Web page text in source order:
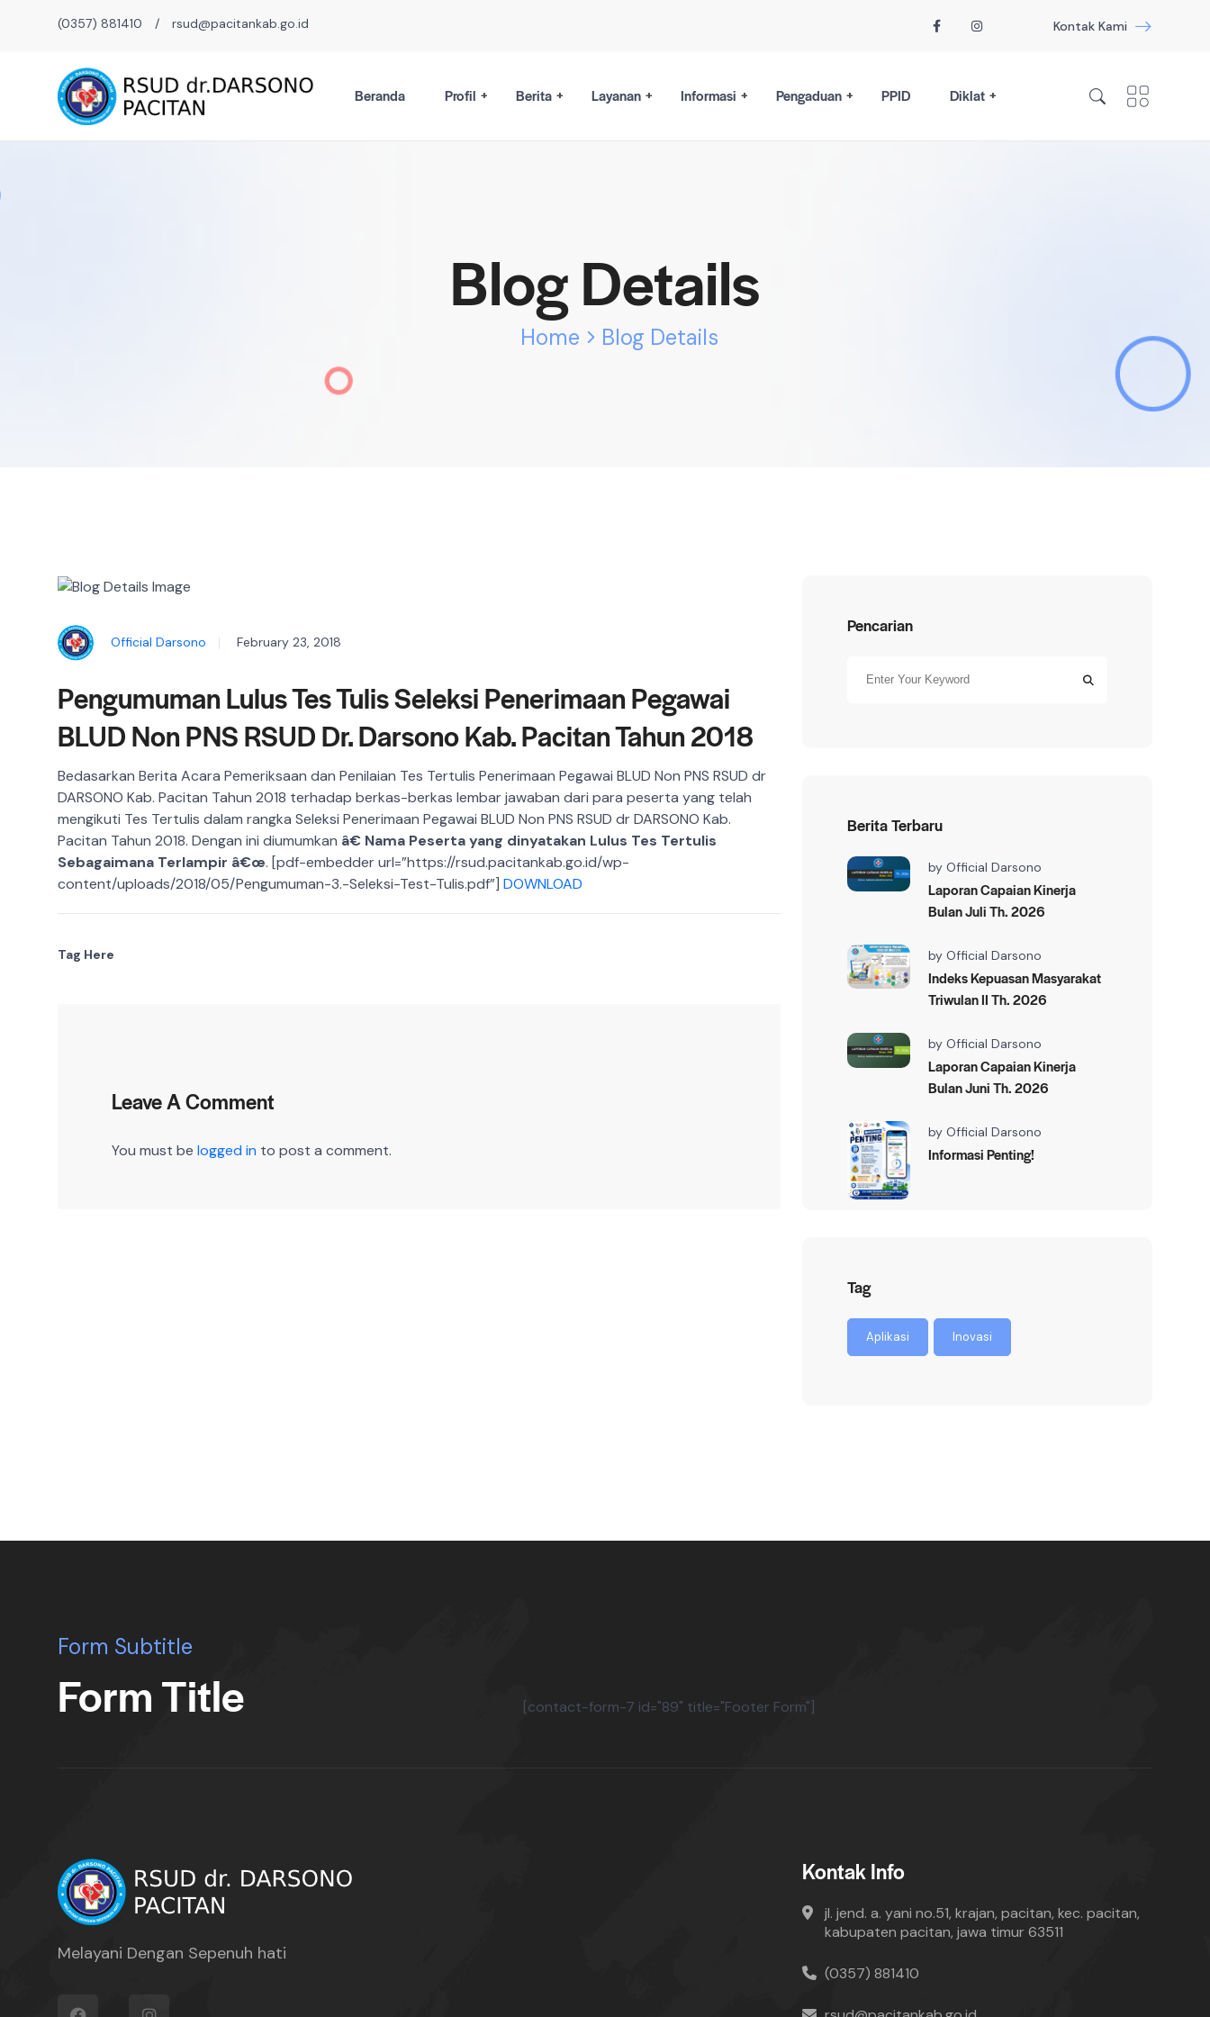
(0357) 881410 / rsud@pacitankab.go.id Kontak Kami
Beranda Profil Berita Layanan Informasi Pengaduan PPID Diklat
Blog Details
Home Blog Details
Official Darsono February 23, 2018
Pengumuman Lulus Tes Tulis Seleksi Penerimaan Pegawai
BLUD Non PNS RSUD Dr. Darsono Kab. Pacitan Tahun 2018
Bedasarkan Berita Acara Pemeriksaan dan Penilaian Tes Tertulis Penerimaan Pegawai BLUD Non PNS RSUD dr
DARSONO Kab. Pacitan Tahun 2018 terhadap berkas-berkas lembar jawaban dari para peserta yang telah
mengikuti Tes Tertulis dalam rangka Seleksi Penerimaan Pegawai BLUD Non PNS RSUD dr DARSONO Kab.
Pacitan Tahun 2018. Dengan ini diumumkan â€ Nama Peserta yang dinyatakan Lulus Tes Tertulis
Sebagaimana Terlampir â€œ. [pdf-embedder url=”https://rsud.pacitankab.go.id/wp-
content/uploads/2018/05/Pengumuman-3.-Seleksi-Test-Tulis.pdf”] DOWNLOAD
Tag Here
Leave A Comment
You must be logged in to post a comment.
Pencarian
Berita Terbaru
by Official Darsono
Laporan Capaian Kinerja
Bulan Juli Th. 2026
by Official Darsono
Indeks Kepuasan Masyarakat
Triwulan II Th. 2026
by Official Darsono
Laporan Capaian Kinerja
Bulan Juni Th. 2026
by Official Darsono
Informasi Penting!
Tag
Aplikasi Inovasi
Form Subtitle
Form Title [contact-form-7 id="89" title="Footer Form"]
Melayani Dengan Sepenuh hati
Kontak Info
jl. jend. a. yani no.51, krajan, pacitan, kec. pacitan,
kabupaten pacitan, jawa timur 63511
(0357) 881410